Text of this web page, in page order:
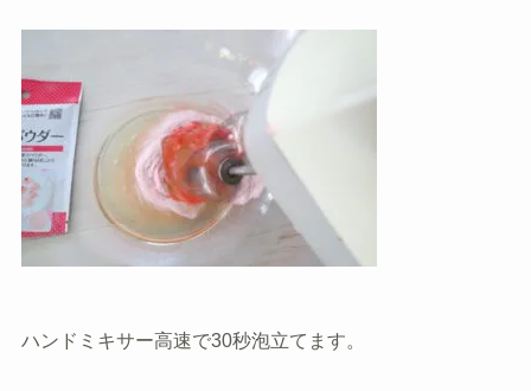
ハンドミキサー高速で30秒泡立てます。